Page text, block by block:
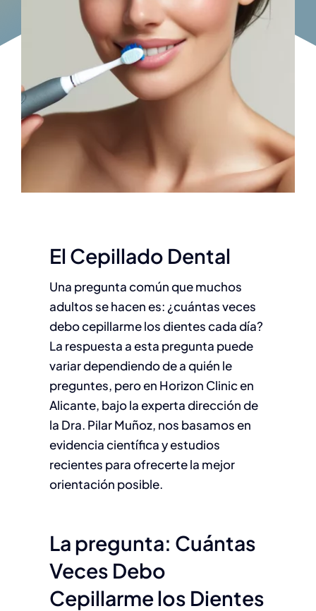
El Cepillado Dental
Una pregunta común que muchos
adultos se hacen es: ¿cuántas veces
debo cepillarme los dientes cada día?
La respuesta a esta pregunta puede
variar dependiendo de a quién le
preguntes, pero en Horizon Clinic en
Alicante, bajo la experta dirección de
la Dra. Pilar Muñoz, nos basamos en
evidencia científica y estudios
recientes para ofrecerte la mejor
orientación posible.
La pregunta: Cuántas
Veces Debo
Cepillarme los Dientes